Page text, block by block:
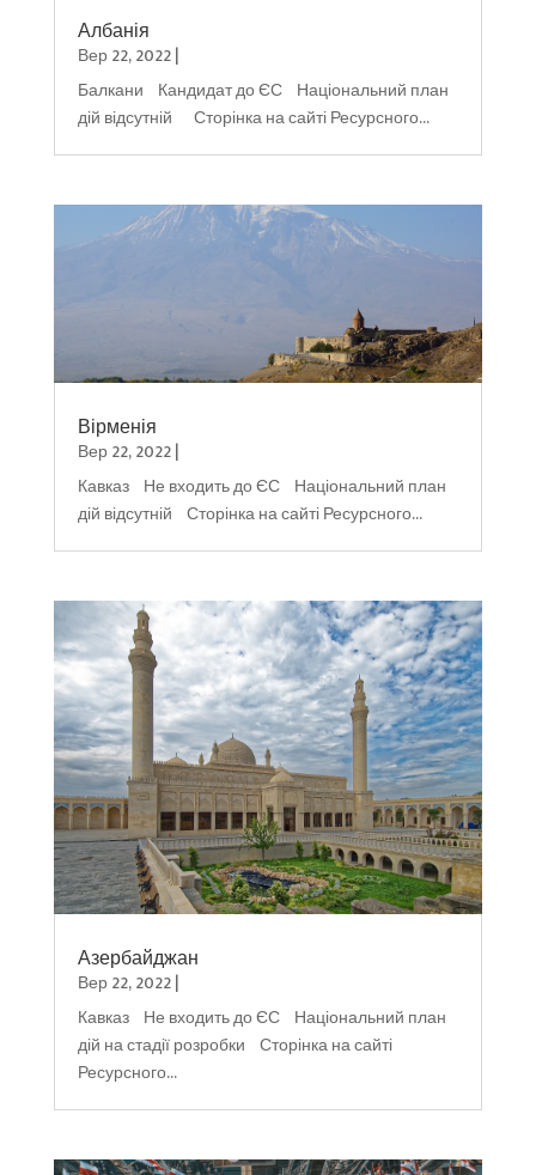
Албанія
Вер 22, 2022|
Балкани Кандидат до ЄС Національний план
дій відсутній Сторінка на сайті Ресурсного...
Вірменія
Вер 22, 2022|
Кавказ Не входить до ЄС Національний план
дій відсутній Сторінка на сайті Ресурсного...
Азербайджан
Вер 22, 2022|
Кавказ Не входить до ЄС Національний план
дій на стадії розробки Сторінка на сайті
Ресурсного...